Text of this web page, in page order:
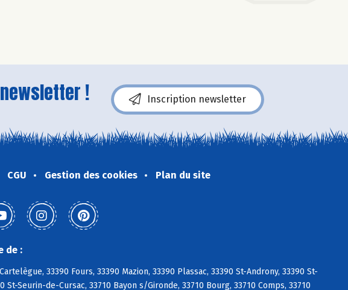
! Inscription newsletter
CGU Gestion des cookies Plan du site
de :
33390 Fours, 33390 Mazion, 33390 Plassac, 33390 St-Androny, 33390 St-
Seurin-de-Cursac, 33710 Bayon s/Gironde, 33710 Bourg, 33710 Comps, 33710